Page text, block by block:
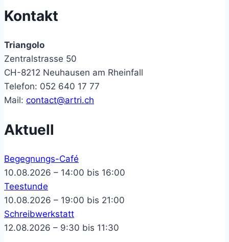
Kontakt
Triangolo
Zentralstrasse 50
CH-8212 Neuhausen am Rheinfall
Telefon: 052 640 17 77
Mail: contact@artri.ch
Aktuell
Begegnungs-Café
10.08.2026 – 14:00 bis 16:00
Teestunde
10.08.2026 – 19:00 bis 21:00
Schreibwerkstatt
12.08.2026 – 9:30 bis 11:30